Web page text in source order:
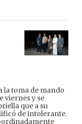
la toma de mando
viernes y se
que a su
de intolerante.